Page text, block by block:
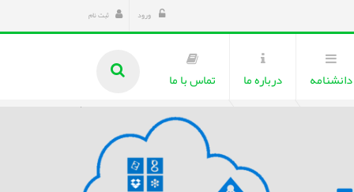
ورود ثبت نام
دانشنامه درباره ما تماس با ما